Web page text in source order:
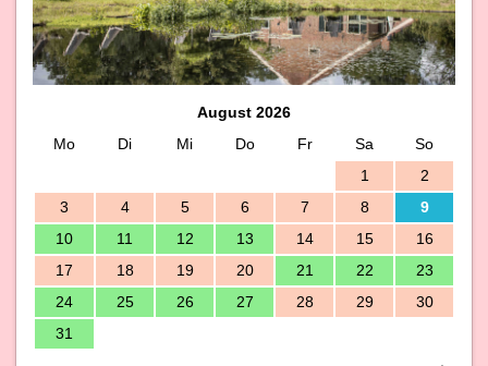
August 2026
Mo
Di Mi Do Fr Sa
So
1
2
3
4 5 6 7 8
9
10
11 12 13 14 15
16
17
18 19 20 21 22
23
24
25 26 27 28 29
30
31